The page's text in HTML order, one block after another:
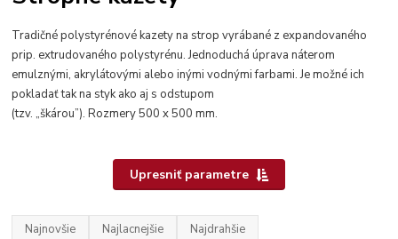
Tradičné polystyrénové kazety na strop vyrábané z expandovaného
prip. extrudovaného polystyrénu. Jednoduchá úprava náterom
emulznými, akrylátovými alebo inými vodnými farbami. Je možné ich
pokladať tak na styk ako aj s odstupom
(tzv. „škárou”). Rozmery 500 x 500 mm.
Upresniť parametre
Najnovšie Najlacnejšie Najdrahšie